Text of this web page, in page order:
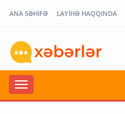
ANA SƏHİFƏ LAYİHƏ HAQQINDA